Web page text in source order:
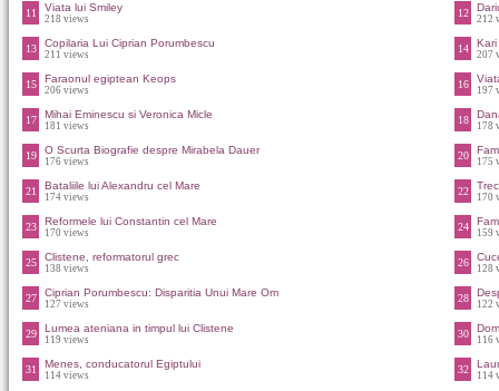
11 Viata lui Smiley
218 views 12 212
13 Copilaria Lui Ciprian Porumbescu
211 views 14 207
15 Faraonul egiptean Keops
206 views 16 197
17 Mihai Eminescu si Veronica Micle
181 views 18 178
19 O Scurta Biografie despre Mirabela Dauer
176 views 20 175
21 Bataliile lui Alexandru cel Mare
174 views 22 170
23 Reformele lui Constantin cel Mare
170 views 24 159
25 Clistene, reformatorul grec
138 views 26 128
27 Ciprian Porumbescu: Disparitia Unui Mare Om
127 views 28 122
29 Lumea ateniana in timpul lui Clistene
119 views 30 116
31 Menes, conducatorul Egiptului
114 views 32 114